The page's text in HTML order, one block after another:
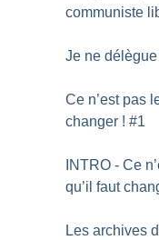
communiste
Je ne
Ce n’est pas
changer ! #1
INTRO - Ce
qu’il faut
Les archives